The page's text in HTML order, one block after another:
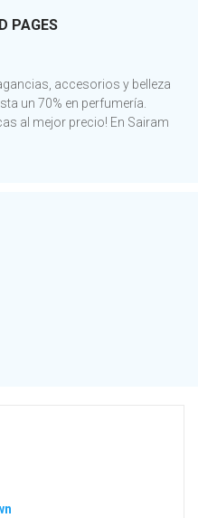
PAGES
accesorios y belleza
un 70% en perfumería.
al mejor precio! En Sairam